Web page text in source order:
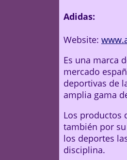
Adidas:
Website:
Es una marca
mercado
deportivas de
amplia gama
Los productos
también por
los deportes
disciplina.